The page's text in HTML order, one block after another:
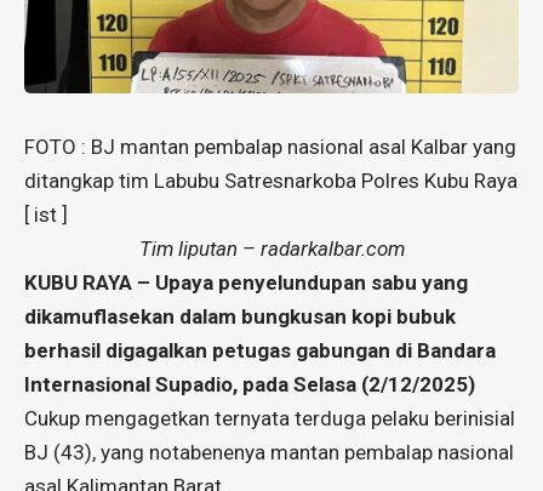
FOTO : BJ mantan pembalap nasional asal Kalbar yang
ditangkap tim Labubu Satresnarkoba Polres Kubu Raya
[ ist ]
Tim liputan – radarkalbar.com
KUBU RAYA – Upaya penyelundupan sabu yang
dikamuflasekan dalam bungkusan kopi bubuk
berhasil digagalkan petugas gabungan di Bandara
Internasional Supadio, pada Selasa (2/12/2025)
Cukup mengagetkan ternyata terduga pelaku berinisial
BJ (43), yang notabenenya mantan pembalap nasional